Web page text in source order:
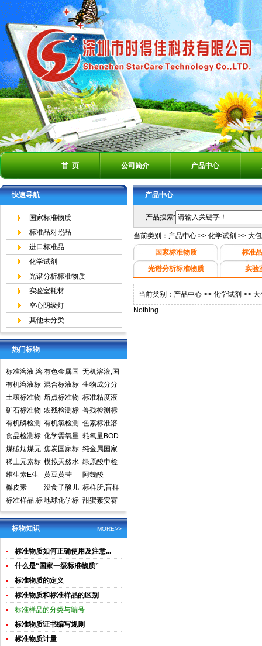
首 页 公司简介 产品中心
快速导航
国家标准物质
标准品对照品
进口标准品
化学试剂
光谱分析标准物质
实验室耗材
空心阴级灯
其他未分类
热门标物
标准溶液,溶
液标准物质,
国家标准物
质网
有色金属国
家标准物质
中心,国家标
准物质网
无机溶液,国
家标准物质
网,国家标准
物质中心
有机溶液标
准物质中国
计量院标准
物质中心
混合标液标
准物质
生物成分分
析标准物质
土壤标准物
质
熔点标准物
质
标准粘度液
矿石标准物
质
农残检测标
准样品,标准
溶液,标准物
质
兽残检测标
准样品,标准
溶液,标准物
质
有机磷检测
标准样品,标
准溶液,标准
物质
有机氯检测
标准样品标
准溶液标准
物质
色素标准溶
液标准物质
食品检测
食品检测标
准物质标准
样品标准溶
液
化学需氧量
COD标准溶
液标准物质
标样环境标
准样品
耗氧量BOD
5标准溶液
标准物质标
样环境标准
样品
煤碳烟煤无
烟煤国家标
准物质国家
标准样品
焦炭国家标
准物质国家
标准样品
纯金属国家
实物标准样
品
稀土元素标
准物质标准
样品
模拟天然水
标准溶液
绿原酸中检
所标准品对
照品高效液
相色谱HPL
C
维生素E生
育酚标准品
对照品中检
所
黄豆黄苷
阿魏酸
槲皮素
没食子酸儿
茶素
标样所,盲样
标准样品,标
样,质控样
地球化学标
准物质矿石
土壤生物成
分分析
甜蜜素安赛
蜜(乙酰磺胺
酸钾)标准溶
液食品检测
标准物质
MORE>>
标物知识
标准物质如何正确使用及注意...
什么是“国家一级标准物质”
标准物质的定义
标准物质和标准样品的区别
标准样品的分类与编号
标准物质证书编写规则
标准物质计量
产品中心
产品搜索:
当前类别： 产品中心 >> 化学试剂 >> 大
国家标准物质
标准
光谱分析标准物质
实验
当前类别： 产品中心 >> 化学试剂 >> 大
Nothing